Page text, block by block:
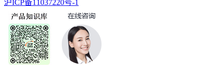
沪ICP备11037220号-1